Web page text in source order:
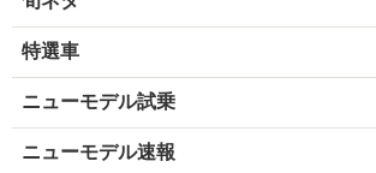
特選車
ニューモデル試乗
ニューモデル速報